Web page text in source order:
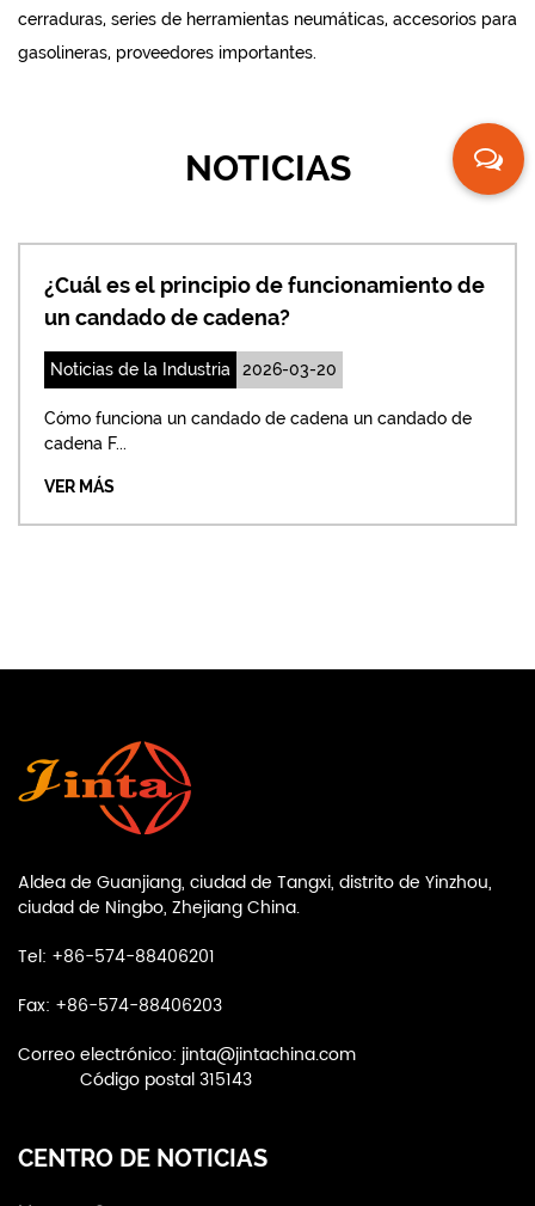
cerraduras, series de herramientas neumáticas, accesorios para
gasolineras, proveedores importantes.
NOTICIAS
de funcionamiento de
2026-03-20
de cadena un candado de
¿Cómo ajustar el
Solución inmediata:
Aldea de Guanjiang, ciudad de Tangxi, distrito de Yinzhou,
ciudad de Ningbo, Zhejiang China.
Tel: +86-574-88406201
Fax: +86-574-88406203
Correo electrónico: jinta@jintachina.com
Código postal 315143
CENTRO DE NOTICIAS